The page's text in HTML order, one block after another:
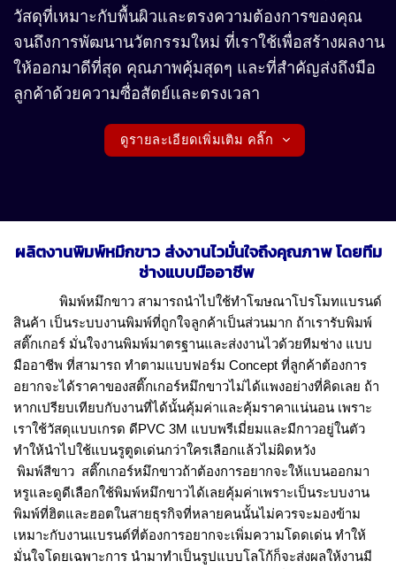
วัสดุที่เหมาะกับพื้นผิวและตรงความต้องการของคุณ
จนถึงการพัฒนานวัตกรรมใหม่ ที่เราใช้เพื่อสร้างผลงาน
ให้ออกมาดีที่สุด คุณภาพคุ้มสุดๆ และที่สำคัญส่งถึงมือ
ลูกค้าด้วยความซื่อสัตย์และตรงเวลา
ดูรายละเอียดเพิ่มเติม คลิ๊ก
ผลิตงานพิมพ์หมึกขาว ส่งงานไวมั่นใจถึงคุณภาพ โดยทีม
ช่างแบบมืออาชีพ
พิมพ์หมึกขาว สามารถนำไปใช้ทำโฆษณาโปรโมทแบรนด์
สินค้า เป็นระบบงานพิมพ์ที่ถูกใจลูกค้าเป็นส่วนมาก ถ้าเรารับพิมพ์
สติ๊กเกอร์ มั่นใจงานพิมพ์มาตรฐานและส่งงานไวด้วยทีมช่าง แบบ
มืออาชีพ ที่สามารถ ทำตามแบบฟอร์ม Concept ที่ลูกค้าต้องการ
อยากจะได้ราคาของสติ๊กเกอร์หมึกขาวไม่ได้แพงอย่างที่คิดเลย ถ้า
หากเปรียบเทียบกับงานที่ได้นั้นคุ้มค่าและคุ้มราคาแน่นอน เพราะ
เราใช้วัสดุแบบเกรด ดีPVC 3M แบบพรีเมี่ยมและมีกาวอยู่ในตัว
ทำให้นำไปใช้แบนรูตูดเด่นกว่าใครเลือกแล้วไม่ผิดหวัง
พิมพ์สีขาว สติ๊กเกอร์หมึกขาวถ้าต้องการอยากจะให้แบนออกมา
หรูและดูดีเลือกใช้พิมพ์หมึกขาวได้เลยคุ้มค่าเพราะเป็นระบบงาน
พิมพ์ที่ฮิตและฮอตในสายธุรกิจที่หลายคนนั้นไม่ควรจะมองข้าม
เหมาะกับงานแบรนด์ที่ต้องการอยากจะเพิ่มความโดดเด่น ทำให้
มั่นใจโดยเฉพาะการ นำมาทำเป็นรูปแบบโลโก้ก็จะส่งผลให้งานมี